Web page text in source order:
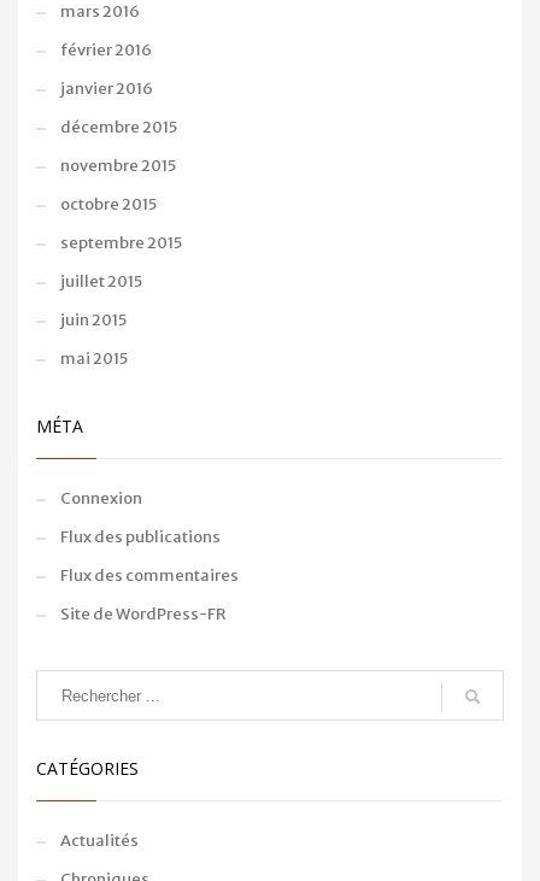
mars 2016
février 2016
janvier 2016
décembre 2015
novembre 2015
octobre 2015
septembre 2015
juillet 2015
juin 2015
mai 2015
MÉTA
Connexion
Flux des publications
Flux des commentaires
Site de WordPress-FR
CATÉGORIES
Actualités